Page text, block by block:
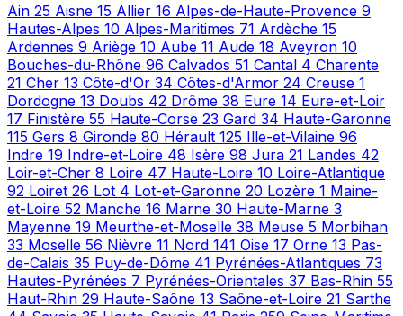
Ain 25 Aisne 15 Allier 16 Alpes-de-Haute-Provence 9
Hautes-Alpes 10 Alpes-Maritimes 71 Ardèche 15
Ardennes 9 Ariège 10 Aube 11 Aude 18 Aveyron 10
Bouches-du-Rhône 96 Calvados 51 Cantal 4 Charente
21 Cher 13 Côte-d'Or 34 Côtes-d'Armor 24 Creuse 1
Dordogne 13 Doubs 42 Drôme 38 Eure 14 Eure-et-Loir
17 Finistère 55 Haute-Corse 23 Gard 34 Haute-Garonne
115 Gers 8 Gironde 80 Hérault 125 Ille-et-Vilaine 96
Indre 19 Indre-et-Loire 48 Isère 98 Jura 21 Landes 42
Loir-et-Cher 8 Loire 47 Haute-Loire 10 Loire-Atlantique
92 Loiret 26 Lot 4 Lot-et-Garonne 20 Lozère 1 Maine-
et-Loire 52 Manche 16 Marne 30 Haute-Marne 3
Mayenne 19 Meurthe-et-Moselle 38 Meuse 5 Morbihan
33 Moselle 56 Nièvre 11 Nord 141 Oise 17 Orne 13 Pas-
de-Calais 35 Puy-de-Dôme 41 Pyrénées-Atlantiques 73
Hautes-Pyrénées 7 Pyrénées-Orientales 37 Bas-Rhin 55
Haut-Rhin 29 Haute-Saône 13 Saône-et-Loire 21 Sarthe